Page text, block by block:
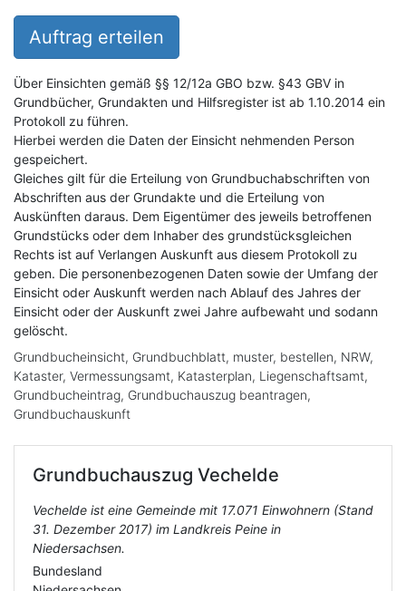
Auftrag erteilen
Über Einsichten gemäß §§ 12/12a GBO bzw. §43 GBV in
Grundbücher, Grundakten und Hilfsregister ist ab 1.10.2014 ein
Protokoll zu führen.
Hierbei werden die Daten der Einsicht nehmenden Person
gespeichert.
Gleiches gilt für die Erteilung von Grundbuchabschriften von
Abschriften aus der Grundakte und die Erteilung von
Auskünften daraus. Dem Eigentümer des jeweils betroffenen
Grundstücks oder dem Inhaber des grundstücksgleichen
Rechts ist auf Verlangen Auskunft aus diesem Protokoll zu
geben. Die personenbezogenen Daten sowie der Umfang der
Einsicht oder Auskunft werden nach Ablauf des Jahres der
Einsicht oder der Auskunft zwei Jahre aufbewaht und sodann
gelöscht.
Grundbucheinsicht, Grundbuchblatt, muster, bestellen, NRW,
Kataster, Vermessungsamt, Katasterplan, Liegenschaftsamt,
Grundbucheintrag, Grundbuchauszug beantragen,
Grundbuchauskunft
Grundbuchauszug Vechelde
Vechelde ist eine Gemeinde mit 17.071 Einwohnern (Stand
31. Dezember 2017) im Landkreis Peine in
Niedersachsen.
Bundesland